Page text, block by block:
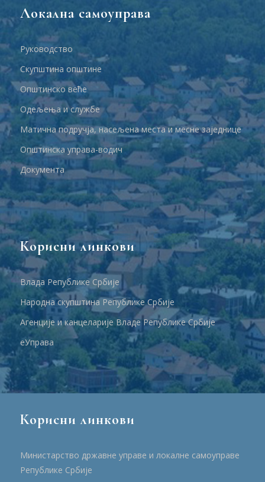
Локална самоуправа
Руководство
Скупштина општине
Општинско веће
Одељења и службе
Матична подручја, насељена места и месне заједнице
Општинска управа-водич
Документа
Корисни линкови
Влада Републике Србије
Народна скупштина Републике Србије
Агенције и канцеларије Владе Републике Србије
еУправа
Корисни линкови
Министарство државне управе и локалне самоуправе
Републике Србије